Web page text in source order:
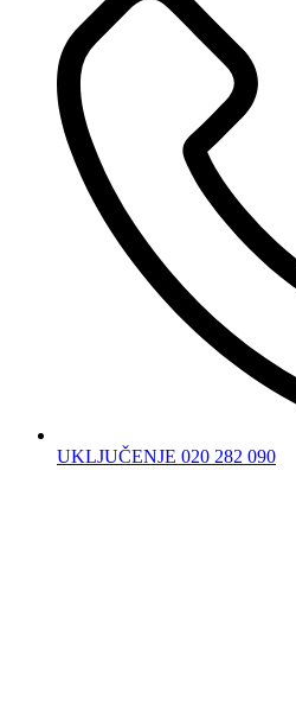
UKLJUČENJE 020 282 090